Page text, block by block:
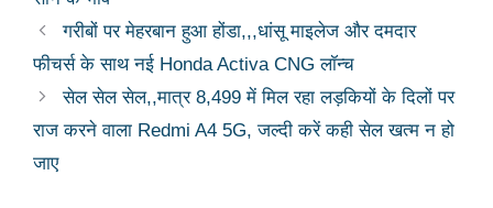
गरीबों पर मेहरबान हुआ होंडा,,,धांसू माइलेज और दमदार
फीचर्स के साथ नई Honda Activa CNG लॉन्च
सेल सेल सेल,,मात्र 8,499 में मिल रहा लड़कियों के दिलों पर
राज करने वाला Redmi A4 5G, जल्दी करें कही सेल खत्म न हो
जाए